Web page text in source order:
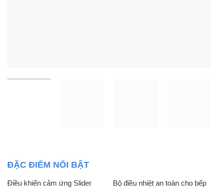
ĐẶC ĐIỂM NỔI BẬT
Ðiều khiển cảm ứng Slider
Bộ điều nhiệt an toàn cho bếp